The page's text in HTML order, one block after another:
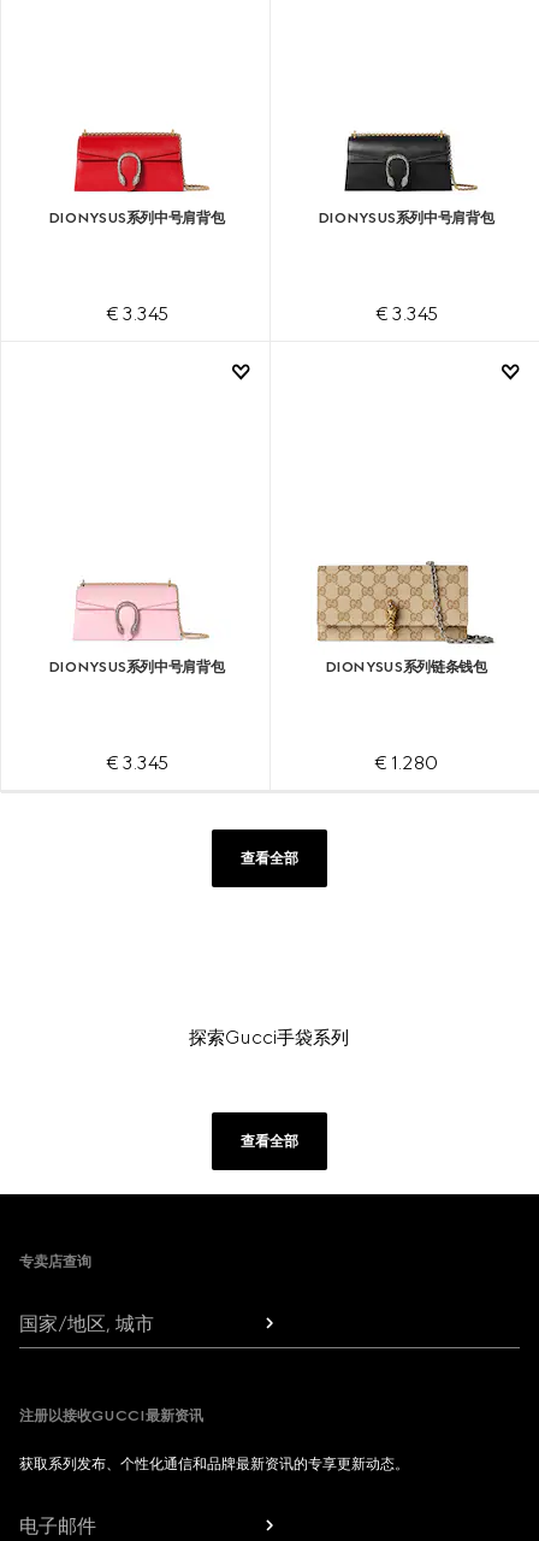
DIONYSUS系列中号肩背包
€ 3.345
DIONYSUS系列中号肩背包
€ 3.345
DIONYSUS系列中号肩背包
€ 3.345
DIONYSUS系列链条钱包
€ 1.280
查看全部
探索Gucci手袋系列
查看全部
Footer
专卖店查询
国家/地区, 城市
注册以接收GUCCI最新资讯
获取系列发布、个性化通信和品牌最新资讯的专享更新动态。
电子邮件